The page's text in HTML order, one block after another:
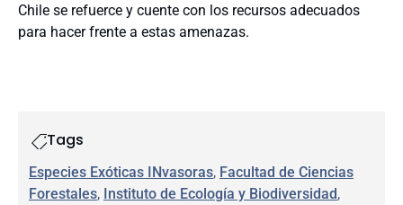
Chile se refuerce y cuente con los recursos adecuados
para hacer frente a estas amenazas.
Tags
Especies Exóticas INvasoras, Facultad de Ciencias
Forestales, Instituto de Ecología y Biodiversidad